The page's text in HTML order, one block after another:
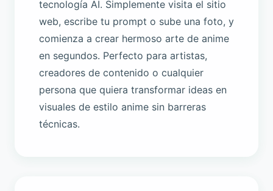
tecnología AI. Simplemente visita el sitio
web, escribe tu prompt o sube una foto, y
comienza a crear hermoso arte de anime
en segundos. Perfecto para artistas,
creadores de contenido o cualquier
persona que quiera transformar ideas en
visuales de estilo anime sin barreras
técnicas.